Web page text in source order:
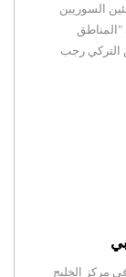
السوريين
ألف لاجئ إلى "المناطق
التركي رجب
مركز الخليج